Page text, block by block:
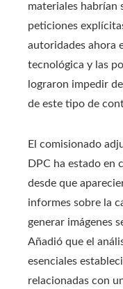
materiales habrían
peticiones
autoridades ahora
tecnológica y las
lograron impedir
de este tipo de
El comisionado
DPC ha estado en
desde que
informes sobre la
generar imágenes
Añadió que el
esenciales
relacionadas con